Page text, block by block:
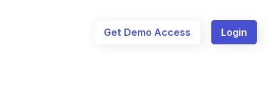
Get Demo Access Login